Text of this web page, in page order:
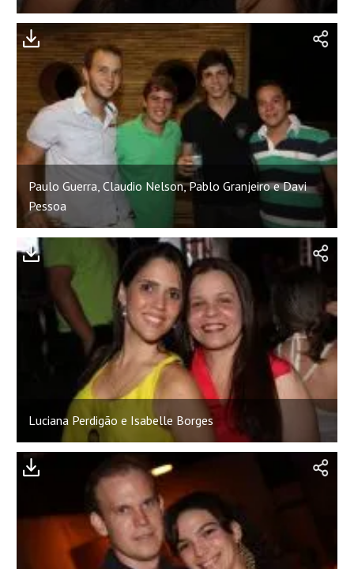
Paulo Guerra, Claudio Nelson, Pablo Granjeiro e Davi
Pessoa
Luciana Perdigão e Isabelle Borges